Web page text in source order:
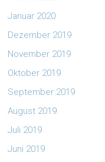
Januar 2020
Dezember 2019
November 2019
Oktober 2019
September 2019
August 2019
Juli 2019
Juni 2019